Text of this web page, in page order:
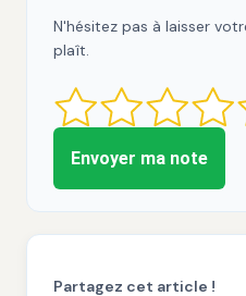
N'hésitez pas à laisser
plaît.
Envoyer ma note
Partagez cet article !